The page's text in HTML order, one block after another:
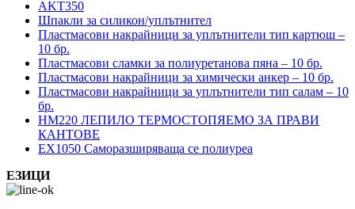
AKT350
Шпакли за силикон/уплътнител
Пластмасови накрайници за уплътнители тип картюш –
10 бр.
Пластмасови сламки за полиуретанова пяна – 10 бр.
Пластмасови накрайници за химически анкер – 10 бр.
Пластмасови накрайници за уплътнители тип салам – 10
бр.
HM220 ЛЕПИЛО ТЕРМОСТОПЯЕМО ЗА ПРАВИ
КАНТОВЕ
EX1050 Саморазширяваща се полиуреа
ЕЗИЦИ